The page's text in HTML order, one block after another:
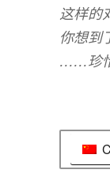
这样
你想到
……珍